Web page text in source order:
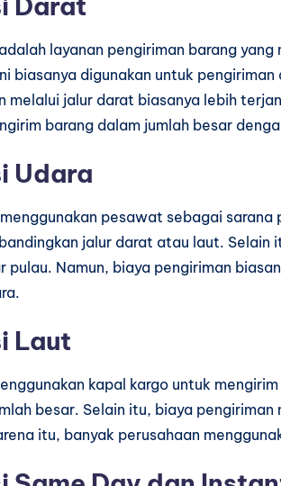
layanan pengiriman barang
biasanya digunakan untuk
melalui jalur darat biasanya lebih
barang dalam jumlah besar
Udara
pesawat sebagai sarana
jalur darat atau laut. Selain
pulau. Namun, biaya pengiriman
Laut
kapal kargo untuk
besar. Selain itu, biaya
itu, banyak perusahaan